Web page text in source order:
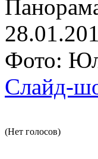
Фото:
Слайд-
(Нет голосов)